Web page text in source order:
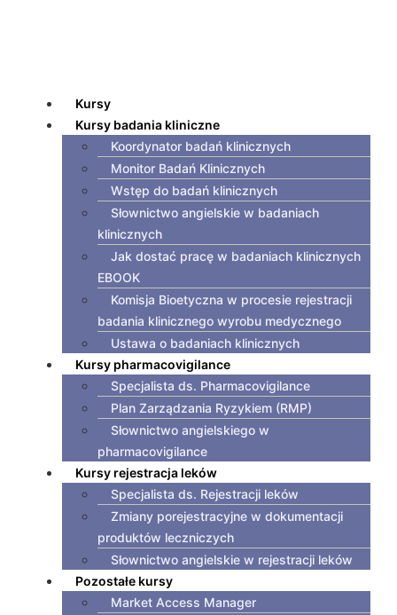
Kursy
Kursy badania kliniczne
Koordynator badań klinicznych
Monitor Badań Klinicznych
Wstęp do badań klinicznych
Słownictwo angielskie w badaniach
klinicznych
Jak dostać pracę w badaniach klinicznych
EBOOK
Komisja Bioetyczna w procesie rejestracji
badania klinicznego wyrobu medycznego
Ustawa o badaniach klinicznych
Kursy pharmacovigilance
Specjalista ds. Pharmacovigilance
Plan Zarządzania Ryzykiem (RMP)
Słownictwo angielskiego w
pharmacovigilance
Kursy rejestracja leków
Specjalista ds. Rejestracji leków
Zmiany porejestracyjne w dokumentacji
produktów leczniczych
Słownictwo angielskie w rejestracji leków
Pozostałe kursy
Market Access Manager